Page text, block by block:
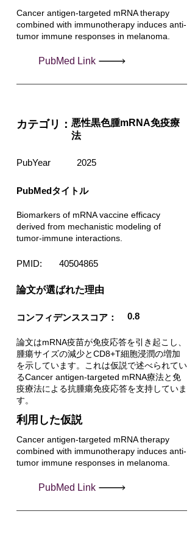
Cancer antigen-targeted mRNA therapy
combined with immunotherapy induces anti-
tumor immune responses in melanoma.
PubMed Link
カテゴリ： 悪性黒色腫mRNA免疫療
法
PubYear 2025
PubMedタイトル
Biomarkers of mRNA vaccine efficacy
derived from mechanistic modeling of
tumor-immune interactions.
PMID: 40504865
​論文が選ばれた理由
コンフィデンススコア： 0.8
論文はmRNA疫苗が免疫応答を引き起こし、
腫瘍サイズの減少とCD8+T細胞浸潤の増加
を示しています。これは仮説で述べられてい
るCancer antigen-targeted mRNA療法と免
疫療法による抗腫瘍免疫応答を支持していま
す。
利用した仮説
Cancer antigen-targeted mRNA therapy
combined with immunotherapy induces anti-
tumor immune responses in melanoma.
PubMed Link